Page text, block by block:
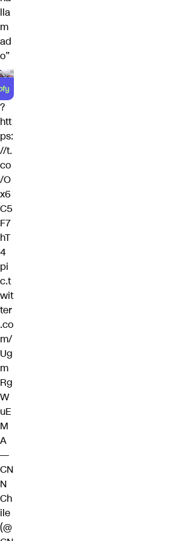
lla
m
ad
o”
?
htt
ps:
//t.
co
/O
x6
C5
F7
hT
4
pi
c.t
wit
ter
.co
m/
Ug
m
Rg
W
uE
M
A
—
CN
N
Ch
ile
(@